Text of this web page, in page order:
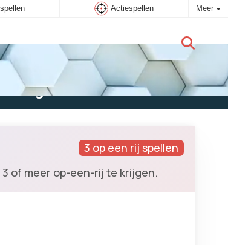
Actiespellen Meer
gebruiker:Aanmelden
3 op een rij spellen
of meer op-een-rij te krijgen.